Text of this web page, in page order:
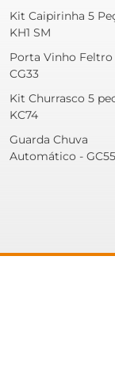
Kit Caipirinha 5
KH1 SM
Porta Vinho Feltro
CG33
Kit Churrasco 5
KC74
Guarda Chuva
Automático - GC55